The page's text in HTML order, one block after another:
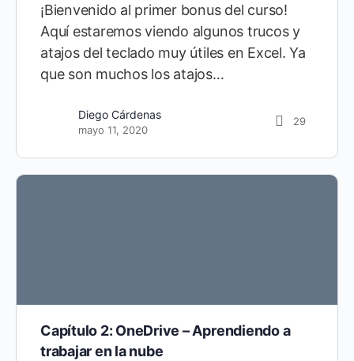
¡Bienvenido al primer bonus del curso!
Aquí estaremos viendo algunos trucos y
atajos del teclado muy útiles en Excel. Ya
que son muchos los atajos…
Diego Cárdenas
mayo 11, 2020
29
Capítulo 2: OneDrive – Aprendiendo a
trabajar en la nube